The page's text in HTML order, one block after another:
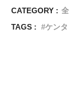
CATEGORY :
TAGS :
ケン